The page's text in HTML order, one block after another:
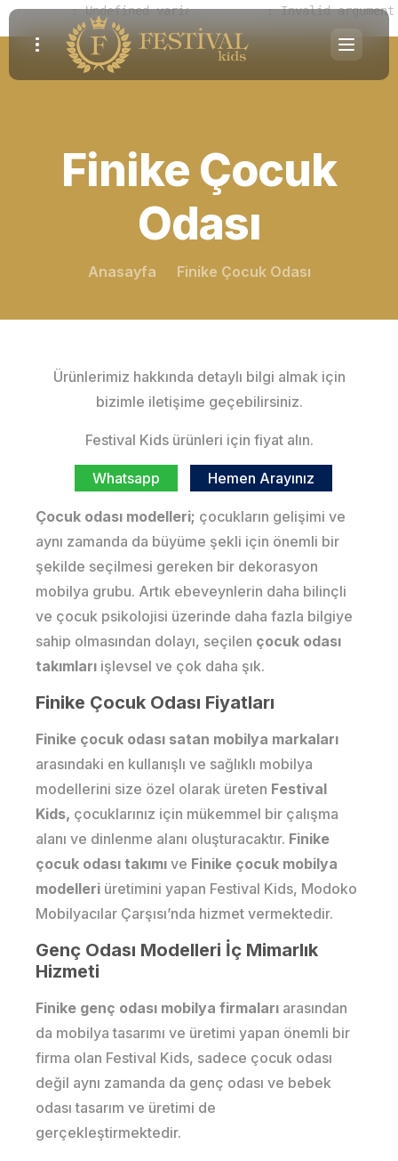
Notice (8): Undefined variable: parallaxes [APP/View/
Warning (2): Invalid
Finike Çocuk
Odası
Anasayfa Finike Çocuk Odası
Ürünlerimiz hakkında detaylı bilgi almak için
bizimle iletişime geçebilirsiniz.
Festival Kids ürünleri için fiyat alın.
Whatsapp Hemen Arayınız
Çocuk odası modelleri; çocukların gelişimi ve
aynı zamanda da büyüme şekli için önemli bir
şekilde seçilmesi gereken bir dekorasyon
mobilya grubu. Artık ebeveynlerin daha bilinçli
ve çocuk psikolojisi üzerinde daha fazla bilgiye
sahip olmasından dolayı, seçilen çocuk odası
takımları işlevsel ve çok daha şık.
Finike Çocuk Odası Fiyatları
Finike çocuk odası satan mobilya markaları
arasındaki en kullanışlı ve sağlıklı mobilya
modellerini size özel olarak üreten Festival
Kids, çocuklarınız için mükemmel bir çalışma
alanı ve dinlenme alanı oluşturacaktır. Finike
çocuk odası takımı ve Finike çocuk mobilya
modelleri üretimini yapan Festival Kids, Modoko
Mobilyacılar Çarşısı’nda hizmet vermektedir.
Genç Odası Modelleri İç Mimarlık
Hizmeti
Finike genç odası mobilya firmaları arasından
da mobilya tasarımı ve üretimi yapan önemli bir
firma olan Festival Kids, sadece çocuk odası
değil aynı zamanda da genç odası ve bebek
odası tasarım ve üretimi de
gerçekleştirmektedir.